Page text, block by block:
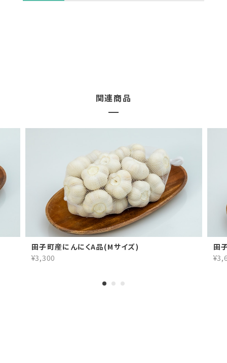
関連商品
田子町産にんにくA品(Mサイズ)
¥3,300
田